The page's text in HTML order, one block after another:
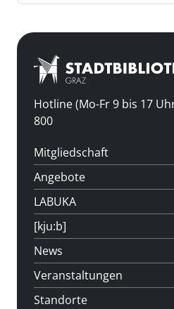
Hotline (Mo-Fr 9 bis 17
800
Mitgliedschaft
Angebote
LABUKA
[kju:b]
News
Veranstaltungen
Standorte